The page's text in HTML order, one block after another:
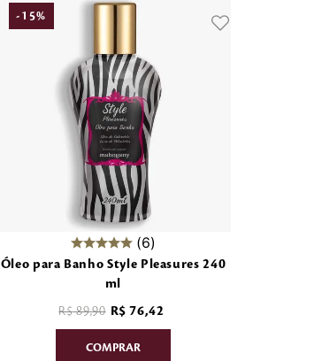
- 15%
6
Óleo para Banho Style Pleasures 240
ml
R$ 89,90 R$ 76,42